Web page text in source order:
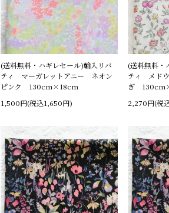
(送料無料・ハギレセール)輸入リバ
ティ マーガレットアニー ネオン
ピンク 130cm×18cm
1,500円(税込1,650円)
(送料無料・
ティ メド
ぎ
2,270円(税